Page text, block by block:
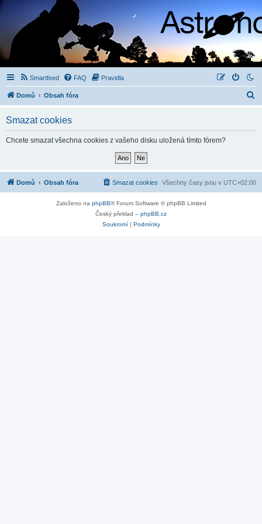
Smartfeed FAQ Pravidla
Domů Obsah fóra
Smazat cookies
Chcete smazat všechna cookies z vašeho disku uložená tímto fórem?
Domů Obsah fóra Všechny časy jsou v UTC+02:00
Smazat cookies
Založeno na phpBB® Forum Software © phpBB Limited
Český překlad – phpBB.cz
Soukromí| Podmínky